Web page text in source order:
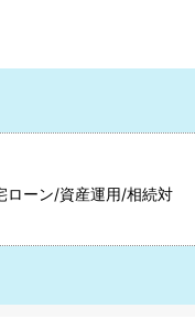
ローン/資産運用/相続対